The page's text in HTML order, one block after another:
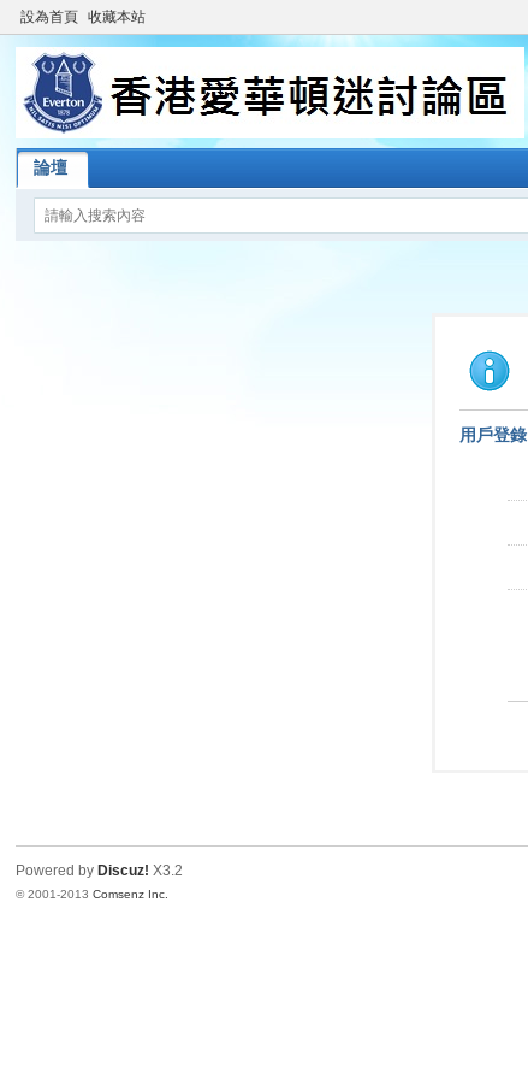
設為首頁 收藏本站
論壇
用戶登錄
Powered by Discuz! X3.2
© 2001-2013Comsenz Inc.